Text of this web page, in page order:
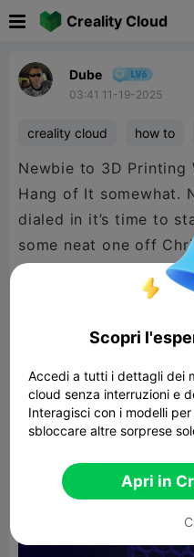
Creality Cloud
Dube
03:41 11-19-2025
creality cloud how to
Newbie to 3D Printing
Hang of It somewhat.
dialed in it’s time to
some neat one off
Scopri
Accedi a tutti i dettagli dei
cloud senza interruzioni e
Interagisci con i modelli
sbloccare altre sorprese
Apri in